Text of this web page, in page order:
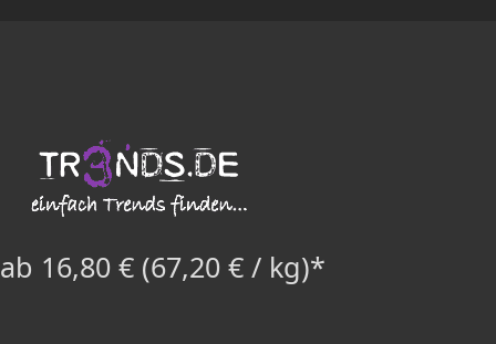
ab 16,80 € (67,20 € / kg)*